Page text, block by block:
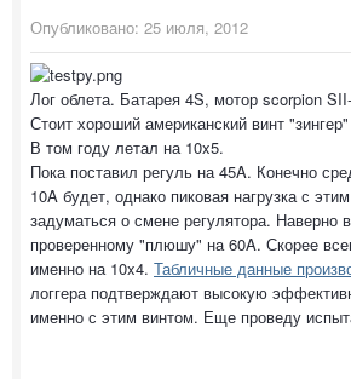
Опубликовано: 25 июля, 2012
Лог облета. Батарея 4S, мотор scorpion
Стоит хороший американский винт
В том году летал на 10x5.
Пока поставил регуль на 45A. Конечно
10A будет, однако пиковая нагрузка с
задуматься о смене регулятора. Наверно
проверенному "плюшу" на 60A. Скорее
именно на 10x4. Табличные данные
логгера подтверждают высокую
именно с этим винтом. Еще проведу